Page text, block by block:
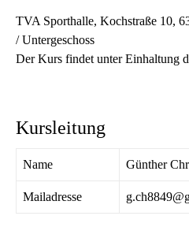
TVA Sporthalle, Kochstraße 10,
/ Untergeschoss
Der Kurs findet unter Einhaltung
Kursleitung
Name Günther
Mailadresse